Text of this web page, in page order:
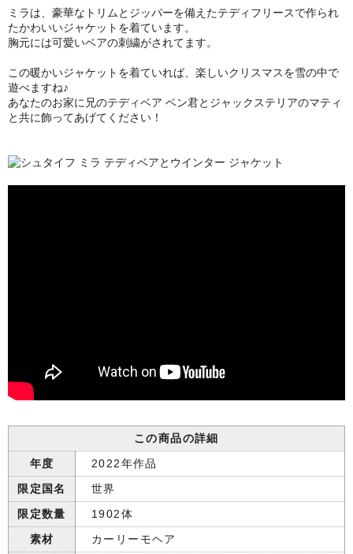
ミラは、豪華なトリムとジッパーを備えたテディフリースで作られ
たかわいいジャケットを着ています。
胸元には可愛いベアの刺繍がされてます。
この暖かいジャケットを着ていれば、楽しいクリスマスを雪の中で
遊べますね♪
あなたのお家に兄のテディベア ベン君とジャックステリアのマティ
と共に飾ってあげてください！
この商品の詳細
年度
2022年作品
限定国名
世界
限定数量
1902体
素材
カーリーモヘア